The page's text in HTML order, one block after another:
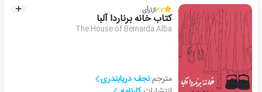
3.2از1رأی
کتاب خانه برناردا آلبا
The House of Bernarda Alba
مترجم:نجف دریابندری